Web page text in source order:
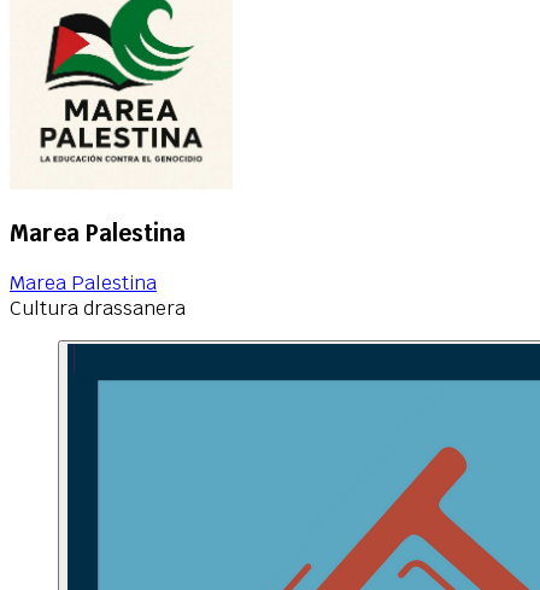
Marea Palestina
Marea Palestina
Cultura drassanera